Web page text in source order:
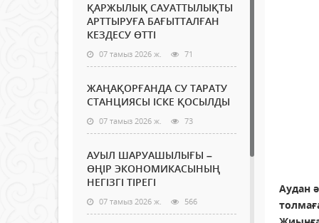
ҚАРЖЫЛЫҚ САУАТТЫЛЫҚТЫ
АРТТЫРУҒА БАҒЫТТАЛҒАН
КЕЗДЕСУ ӨТТІ
07 тамыз 2026 ж. 71
ЖАҢАҚОРҒАНДА СУ ТАРАТУ
СТАНЦИЯСЫ ІСКЕ ҚОСЫЛДЫ
07 тамыз 2026 ж. 73
АУЫЛ ШАРУАШЫЛЫҒЫ –
ӨҢІР ЭКОНОМИКАСЫНЫҢ
НЕГІЗГІ ТІРЕГІ
07 тамыз 2026 ж. 566
Аудан